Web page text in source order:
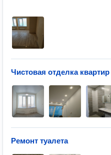
Чистовая отделка
Ремонт туалета